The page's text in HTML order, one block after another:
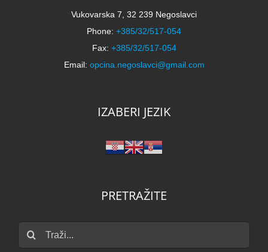
Vukovarska 7, 32 239 Negoslavci
Phone: +385/32/517-054
Fax: +385/32/517-054
Email: opcina.negoslavci@gmail.com
IZABERI JEZIK
PRETRAŽITE
Traži...